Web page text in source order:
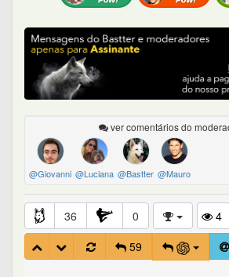
ver comentários do
@Giovanni @Luciana @Bastter @Mauro
36 0
4
59